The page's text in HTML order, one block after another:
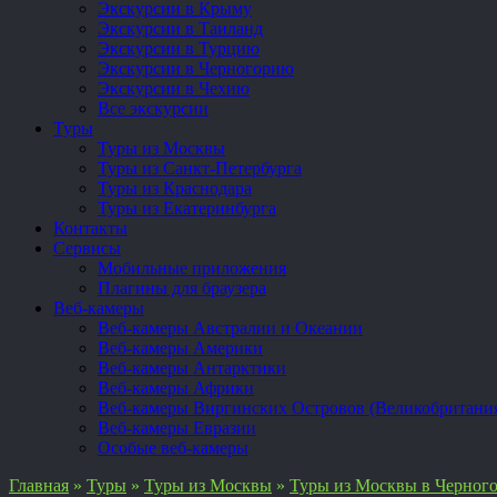
Экскурсии в Крыму
Экскурсии в Таиланд
Экскурсии в Турцию
Экскурсии в Черногорию
Экскурсии в Чехию
Все экскурсии
Туры
Туры из Москвы
Туры из Санкт-Петербурга
Туры из Краснодара
Туры из Екатеринбурга
Контакты
Сервисы
Мобильные приложения
Плагины для браузера
Веб-камеры
Веб-камеры Австралии и Океании
Веб-камеры Америки
Веб-камеры Антарктики
Веб-камеры Африки
Веб-камеры Виргинских Островов
Веб-камеры Евразии
Особые веб-камеры
Главная » Туры » Туры из Москвы » Туры из Москвы в